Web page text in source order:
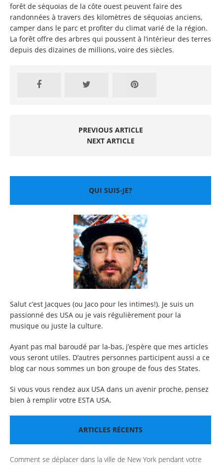
forêt de séquoias de la côte ouest peuvent faire des
randonnées à travers des kilomètres de séquoias anciens,
camper dans le parc et profiter du climat varié de la région.
La forêt offre des arbres qui poussent à l’intérieur des terres
depuis des dizaines de millions, voire des siècles.
PREVIOUS ARTICLE
NEXT ARTICLE
QUI SUIS-JE?
Salut c’est Jacques (ou Jaco pour les intimes!). Je suis un
passionné des USA ou je vais régulièrement pour la
musique ou juste la culture.
Ayant pas mal baroudé par la-bas, j’espère que mes articles
vous seront utiles. D’autres personnes participent aussi a ce
blog car nous sommes un bon groupe de fous des States.
Si vous vous rendez aux USA dans un avenir proche, pensez
bien à remplir votre ESTA USA.
ARTICLES RÉCENTS
Comment se déplacer dans la ville de New York pendant votre